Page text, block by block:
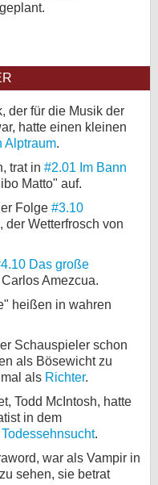
der für die Musik der
hatte einen kleinen
Alptraum.
trat in #2.01 Im Bann
Matto" auf.
Folge #3.10
der Wetterfrosch von
Das große
Amezcua.
heißen in wahren
Schauspieler schon
als Bösewicht zu
als Richter.
Todd McIntosh, hatte
in dem
.
war als Vampir in
zu sehen, sie betrat